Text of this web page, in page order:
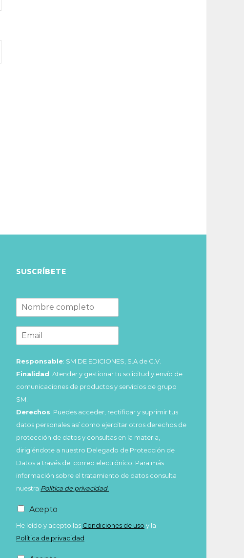
SUSCRÍBETE
Responsable: SM DE EDICIONES, S.A de C.V.
Finalidad: Atender y gestionar tu solicitud y envío de
comunicaciones de productos y servicios de grupo
SM.
Derechos: Puedes acceder, rectificar y suprimir tus
datos personales así como ejercitar otros derechos de
protección de datos y consultas en la materia,
dirigiéndote a nuestro Delegado de Protección de
Datos a través del correo electrónico. Para más
información sobre el tratamiento de datos consulta
nuestra Política de privacidad.
Acepto
He leído y acepto las Condiciones de uso y la
Política de privacidad